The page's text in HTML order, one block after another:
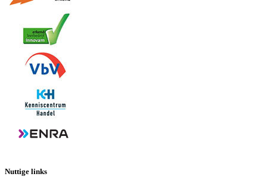
Nuttige links